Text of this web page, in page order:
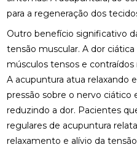
para a regeneração dos
Outro benefício significativo
tensão muscular. A dor
músculos tensos e contraídos
A acupuntura atua relaxando
pressão sobre o nervo
reduzindo a dor. Pacientes
regulares de acupuntura
relaxamento e alívio da
BENEFÍCIOS DA
BENEFÍCIOS DA
BENEFÍCIOS DA PALMILA ORTOPÉDICA PARA
BENEFÍCIOS DA PALMILHA PARA JOANETE QUE
VOCÊ PRECISA
BENEFÍCIOS DA